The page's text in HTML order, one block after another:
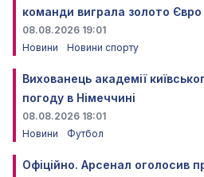
команди виграла золото Євро
08.08.2026 19:01
Новини
Новини спорту
Вихованець академії
погоду в Німеччині
08.08.2026 18:01
Новини
Футбол
Офіційно. Арсенал оголосив